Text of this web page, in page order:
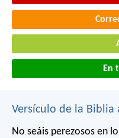
En
Versículo de la Biblia
No seáis perezosos en